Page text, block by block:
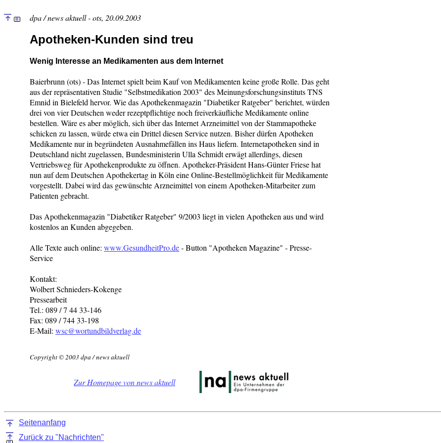
dpa / news aktuell - ots, 20.09.2003
Apotheken-Kunden sind treu
Wenig Interesse an Medikamenten aus dem Internet
Baierbrunn (ots) - Das Internet spielt beim Kauf von Medikamenten keine große Rolle. Das geht
aus der repräsentativen Studie "Selbstmedikation 2003" des Meinungsforschungsinstituts TNS
Emnid in Bielefeld hervor. Wie das Apothekenmagazin "Diabetiker Ratgeber" berichtet, würden
drei von vier Deutschen weder rezeptpflichtige noch freiverkäufliche Medikamente online
bestellen. Wäre es aber möglich, sich über das Internet Arzneimittel von der Stammapotheke
schicken zu lassen, würde etwa ein Drittel diesen Service nutzen. Bisher dürfen Apotheken
Medikamente nur in begründeten Ausnahmefällen ins Haus liefern. Internetapotheken sind in
Deutschland nicht zugelassen, Bundesministerin Ulla Schmidt erwägt allerdings, diesen
Vertriebsweg für Apothekenprodukte zu öffnen. Apotheker-Präsident Hans-Günter Friese hat
nun auf dem Deutschen Apothekertag in Köln eine Online-Bestellmöglichkeit für Medikamente
vorgestellt. Dabei wird das gewünschte Arzneimittel von einem Apotheken-Mitarbeiter zum
Patienten gebracht.
Das Apothekenmagazin "Diabetiker Ratgeber" 9/2003 liegt in vielen Apotheken aus und wird
kostenlos an Kunden abgegeben.
Alle Texte auch online: www.GesundheitPro.de- Button "Apotheken Magazine" - Presse-
Service
Kontakt:
Wolbert Schnieders-Kokenge
Pressearbeit
Tel.: 089 / 7 44 33-146
Fax: 089 / 744 33-198
E-Mail: wsc@wortundbildverlag.de
Copyright © 2003 dpa / news aktuell
Zur Homepage von news aktuell
Seitenanfang
Zurück zu "Nachrichten"